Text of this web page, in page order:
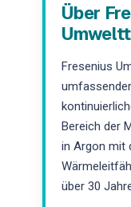
Über
Fresenius
Bereich der
in Argon mit
über 30